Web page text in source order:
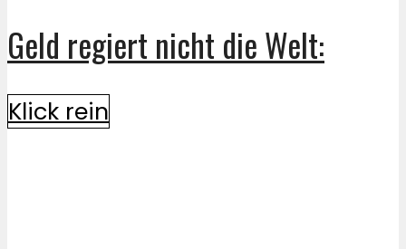
Geld regiert nicht die Welt:
Klick rein